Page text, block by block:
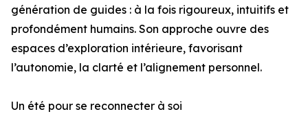
génération de guides : à la fois rigoureux, intuitifs et
profondément humains. Son approche ouvre des
espaces d’exploration intérieure, favorisant
l’autonomie, la clarté et l’alignement personnel.
Un été pour se reconnecter à soi